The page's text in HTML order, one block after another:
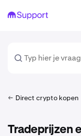
Direct crypto kopen
Tradeprijzen